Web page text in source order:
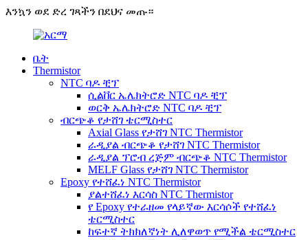
እንኳን ወደ ድረ ገጻችን በደህና መጡ።
ቤት
Thermistor
NTC ባዶ ቺፕ
ሲልቨር ኤሌክትሮድ NTC ባዶ ቺፕ
ወርቅ ኤሌክትሮድ NTC ባዶ ቺፕ
ብርጭቆ የታሸገ ቴርሚስተር
Axial Glass የታሸገ NTC Thermistor
ራዲያል ብርጭቆ የታሸገ NTC Thermistor
ራዲያል ፕሮብ ረጅም ብርጭቆ NTC Thermistor
MELF Glass የታሸገ NTC Thermistor
Epoxy የተሸፈነ NTC Thermistor
ያልተሸፈነ እርሳስ NTC Thermistor
የ Epoxy የተራዘመ የላይኛው እርሳሶች የተሸፈነ
ቴርሚስተር
ከፍተኛ ትክክለኛነት ሊለዋወጥ የሚችል ቴርሚስተር